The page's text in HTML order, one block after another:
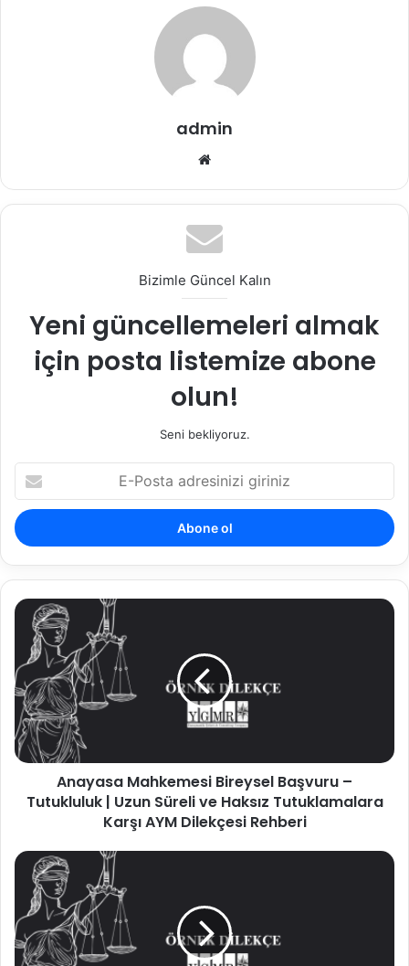
admin
Bizimle Güncel Kalın
Yeni güncellemeleri almak
için posta listemize abone
olun!
Seni bekliyoruz.
Posta
adresinizi
giriniz
Anayasa
Mahkemesi
Bireysel
Başvuru
–
Tutukluluk
Uzun
Süreli
Haksız
AYM
Dilekçesi
Rehberi
Anayasa Mahkemesi Bireysel Başvuru –
Tutukluluk | Uzun Süreli ve Haksız Tutuklamalara
Karşı AYM Dilekçesi Rehberi
CMK
128.
Madde
Gereğince
El
Koyma